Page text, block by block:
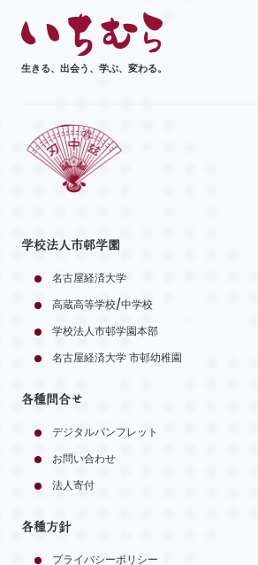
生きる、出会う、学ぶ、変わる。
学校法人市邨学園
名古屋経済大学
高蔵高等学校/中学校
学校法人市邨学園本部
名古屋経済大学 市邨幼稚園
各種問合せ
デジタルパンフレット
お問い合わせ
法人寄付
各種方針
プライバシーポリシー